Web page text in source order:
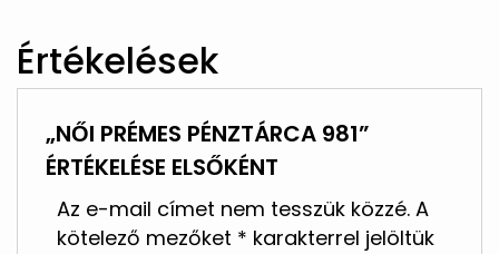
Értékelések
„NŐI PRÉMES PÉNZTÁRCA 981”
ÉRTÉKELÉSE ELSŐKÉNT
Az e-mail címet nem tesszük közzé. A
kötelező mezőket * karakterrel jelöltük